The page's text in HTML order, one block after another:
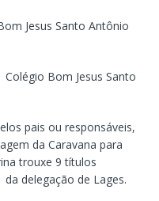
Jesus Santo Antônio
Bom Jesus Santo
pais ou responsáveis,
da Caravana para
trouxe 9 títulos
delegação de Lages.